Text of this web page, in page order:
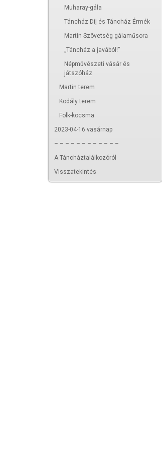
Muharay-gála
Táncház Díj és Táncház Érmék
Martin Szövetség gálaműsora
„Táncház a javából!”
Népművészeti vásár és
játszóház
Martin terem
Kodály terem
Folk-kocsma
2023-04-16 vasárnap
– – – – – – – – – – – –
A Táncháztalálkozóról
Visszatekintés